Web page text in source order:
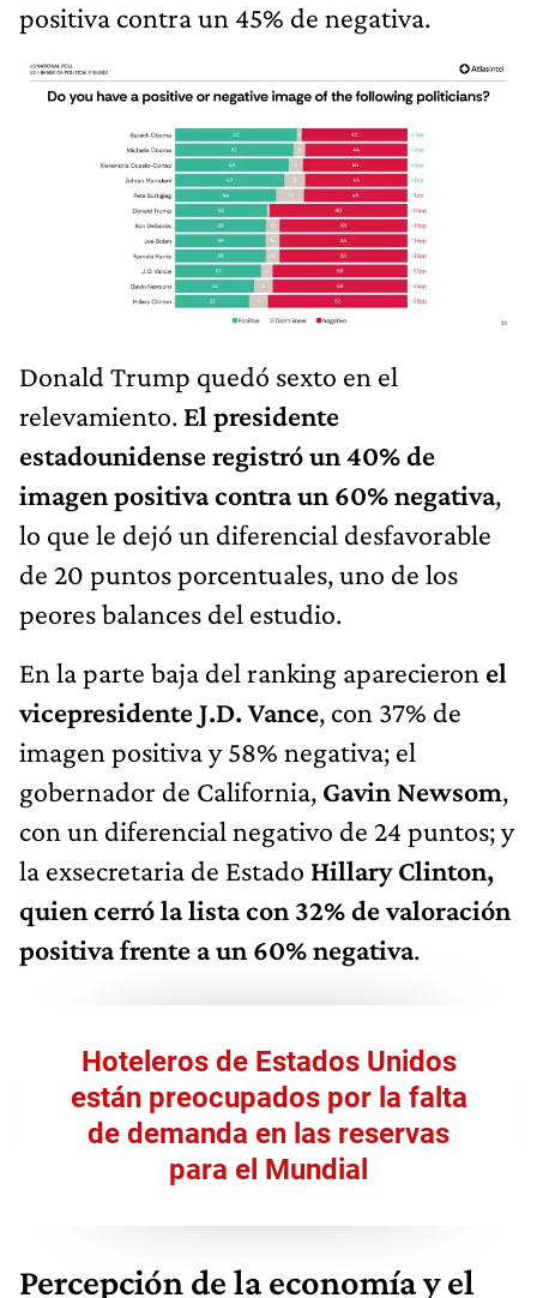
positiva contra un 45% de negativa.
Donald Trump quedó sexto en el
relevamiento.El presidente
estadounidense registró un 40% de
imagen positiva contra un 60% negativa,
lo que le dejó un diferencial desfavorable
de 20 puntos porcentuales, uno de los
peores balances del estudio.
En la parte baja del ranking aparecieron el
vicepresidente J.D. Vance, con 37% de
imagen positiva y 58% negativa; el
gobernador de California, Gavin Newsom,
con un diferencial negativo de 24 puntos; y
la exsecretaria de Estado Hillary Clinton,
quien cerró la lista con 32% de valoración
positiva frente a un 60% negativa.
Hoteleros de Estados Unidos
están preocupados por la falta
de demanda en las reservas
para el Mundial
Percepción de la economía y el